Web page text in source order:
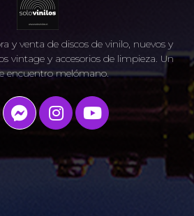
y venta de discos de vinilo, nuevos y
vintage y accesorios de limpieza. Un
encuentro melómano.